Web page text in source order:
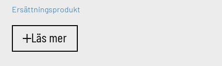
Ersättningsprodukt
Läs mer